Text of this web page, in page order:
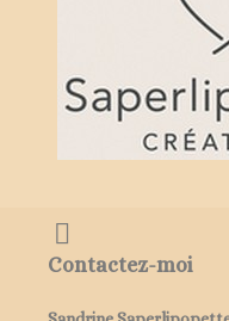
Contactez-moi